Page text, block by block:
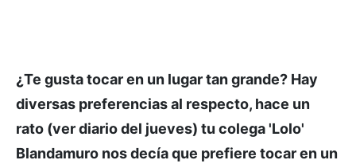
¿Te gusta tocar en un lugar tan grande? Hay
diversas preferencias al respecto, hace un
rato (ver diario del jueves) tu colega 'Lolo'
Blandamuro nos decía que prefiere tocar en un